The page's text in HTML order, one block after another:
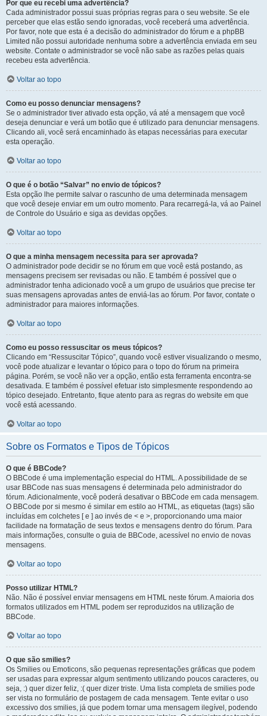
Por que eu recebi uma advertência?
Cada administrador possui suas próprias regras para o seu website. Se ele
perceber que elas estão sendo ignoradas, você receberá uma advertência.
Por favor, note que esta é a decisão do administrador do fórum e a phpBB
Limited não possui autoridade nenhuma sobre a advertência enviada em seu
website. Contate o administrador se você não sabe as razões pelas quais
recebeu esta advertência.
Voltar ao topo
Como eu posso denunciar mensagens?
Se o administrador tiver ativado esta opção, vá até a mensagem que você
deseja denunciar e verá um botão que é utilizado para denunciar mensagens.
Clicando ali, você será encaminhado às etapas necessárias para executar
esta operação.
Voltar ao topo
O que é o botão “Salvar” no envio de tópicos?
Esta opção lhe permite salvar o rascunho de uma determinada mensagem
que você deseje enviar em um outro momento. Para recarregá-la, vá ao Painel
de Controle do Usuário e siga as devidas opções.
Voltar ao topo
O que a minha mensagem necessita para ser aprovada?
O administrador pode decidir se no fórum em que você está postando, as
mensagens precisem ser revisadas ou não. E também é possível que o
administrador tenha adicionado você a um grupo de usuários que precise ter
suas mensagens aprovadas antes de enviá-las ao fórum. Por favor, contate o
administrador para maiores informações.
Voltar ao topo
Como eu posso ressuscitar os meus tópicos?
Clicando em “Ressuscitar Tópico”, quando você estiver visualizando o mesmo,
você pode atualizar e levantar o tópico para o topo do fórum na primeira
página. Porém, se você não ver a opção, então esta ferramenta encontra-se
desativada. E também é possível efetuar isto simplesmente respondendo ao
tópico desejado. Entretanto, fique atento para as regras do website em que
você está acessando.
Voltar ao topo
Sobre os Formatos e Tipos de Tópicos
O que é BBCode?
O BBCode é uma implementação especial do HTML. A possibilidade de se
usar BBCode nas suas mensagens é determinada pelo administrador do
fórum. Adicionalmente, você poderá desativar o BBCode em cada mensagem.
O BBCode por si mesmo é similar em estilo ao HTML, as etiquetas (tags) são
incluídas em colchetes [ e ] ao invés de < e >, proporcionando uma maior
facilidade na formatação de seus textos e mensagens dentro do fórum. Para
mais informações, consulte o guia de BBCode, acessível no envio de novas
mensagens.
Voltar ao topo
Posso utilizar HTML?
Não. Não é possível enviar mensagens em HTML neste fórum. A maioria dos
formatos utilizados em HTML podem ser reproduzidos na utilização de
BBCode.
Voltar ao topo
O que são smilies?
Os Smilies ou Emoticons, são pequenas representações gráficas que podem
ser usadas para expressar algum sentimento utilizando poucos caracteres, ou
seja, :) quer dizer feliz, :( quer dizer triste. Uma lista completa de smilies pode
ser vista no formulário de postagem de cada mensagem. Tente evitar o uso
excessivo dos smilies, já que podem tornar uma mensagem ilegível, podendo